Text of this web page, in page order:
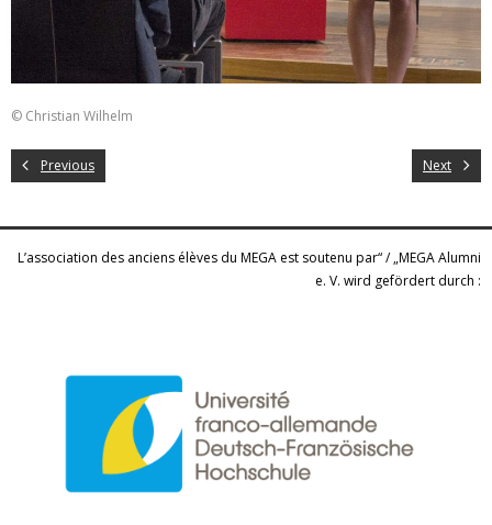
© Christian Wilhelm
Previous Next
L’association des anciens élèves du MEGA est soutenu par“ / „MEGA Alumni
e. V. wird gefördert durch :